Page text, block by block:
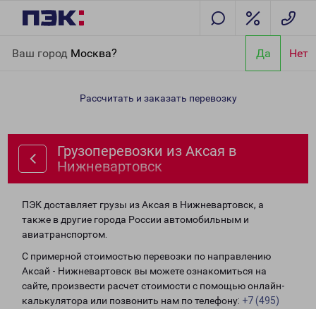
Ваш город Москва? Да Нет
Нижневартовск
Рассчитать и заказать перевозку
Грузоперевозки из Аксая в
Нижневартовск
ПЭК доставляет грузы из Аксая в Нижневартовск, а
также в другие города России автомобильным и
авиатранспортом.
С примерной стоимостью перевозки по направлению
Аксай - Нижневартовск вы можете ознакомиться на
сайте, произвести расчет стоимости с помощью онлайн-
калькулятора или позвонить нам по телефону: +7 (495)